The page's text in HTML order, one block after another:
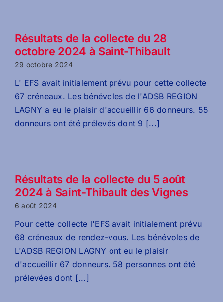
Résultats de la collecte du 28
octobre 2024 à Saint-Thibault
29 octobre 2024
L' EFS avait initialement prévu pour cette collecte
67 créneaux. Les bénévoles de l'ADSB REGION
LAGNY a eu le plaisir d'accueillir 66 donneurs. 55
donneurs ont été prélevés dont 9 [...]
Résultats de la collecte du 5 août
2024 à Saint-Thibault des Vignes
6 août 2024
Pour cette collecte l'EFS avait initialement prévu
68 créneaux de rendez-vous. Les bénévoles de
L'ADSB REGION LAGNY ont eu le plaisir
d'accueillir 67 donneurs. 58 personnes ont été
prélevées dont [...]